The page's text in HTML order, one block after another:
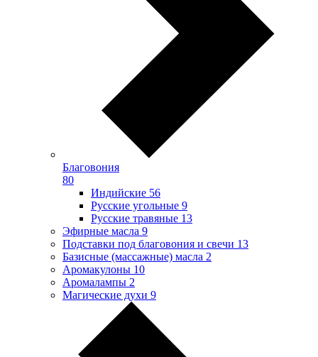
Благовония
80
Индийские 56
Русские угольные 9
Русские травяные 13
Эфирные масла 9
Подставки под благовония и свечи 13
Базисные (массажные) масла 2
Аромакулоны 10
Аромалампы 2
Магические духи 9